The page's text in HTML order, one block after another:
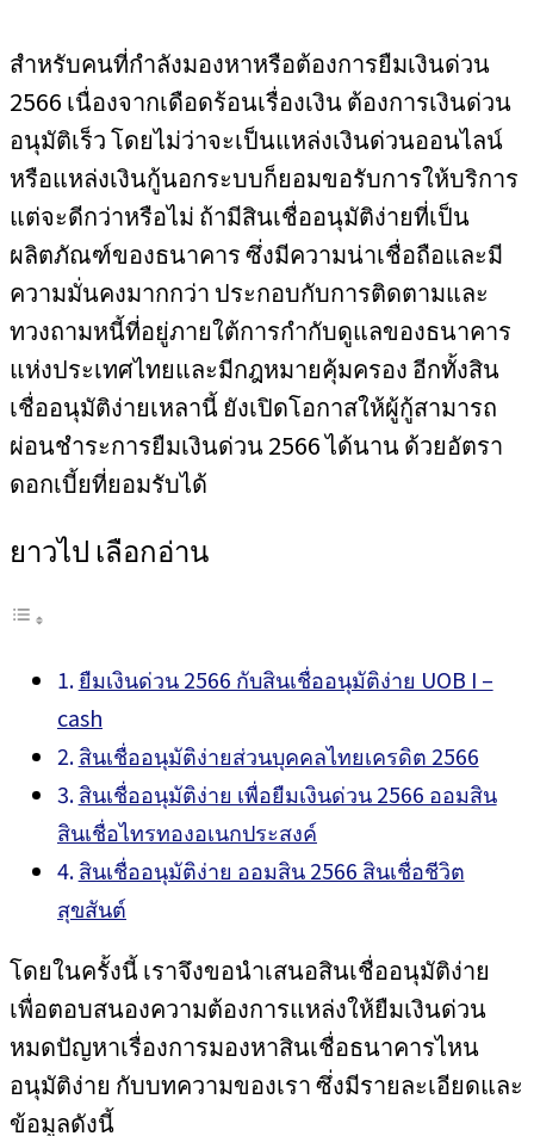
สำหรับคนที่กำลังมองหาหรือต้องการยืมเงินด่วน
2566 เนื่องจากเดือดร้อนเรื่องเงิน ต้องการเงินด่วน
อนุมัติเร็ว โดยไม่ว่าจะเป็นแหล่งเงินด่วนออนไลน์
หรือแหล่งเงินกู้นอกระบบก็ยอมขอรับการให้บริการ
แต่จะดีกว่าหรือไม่ ถ้ามีสินเชื่ออนุมัติง่ายที่เป็น
ผลิตภัณฑ์ของธนาคาร ซึ่งมีความน่าเชื่อถือและมี
ความมั่นคงมากกว่า ประกอบกับการติดตามและ
ทวงถามหนี้ที่อยู่ภายใต้การกำกับดูแลของธนาคาร
แห่งประเทศไทยและมีกฎหมายคุ้มครอง อีกทั้งสิน
เชื่ออนุมัติง่ายเหลานี้ ยังเปิดโอกาสให้ผู้กู้สามารถ
ผ่อนชำระการยืมเงินด่วน 2566 ได้นาน ด้วยอัตรา
ดอกเบี้ยที่ยอมรับได้
ยาวไป เลือกอ่าน
ยืมเงินด่วน 2566 กับสินเชื่ออนุมัติง่าย UOB I –
cash
สินเชื่ออนุมัติง่ายส่วนบุคคลไทยเครดิต 2566
สินเชื่ออนุมัติง่าย เพื่อยืมเงินด่วน 2566 ออมสิน
สินเชื่อไทรทองอเนกประสงค์
สินเชื่ออนุมัติง่าย ออมสิน 2566 สินเชื่อชีวิต
สุขสันต์
โดยในครั้งนี้ เราจึงขอนำเสนอสินเชื่ออนุมัติง่าย
เพื่อตอบสนองความต้องการแหล่งให้ยืมเงินด่วน
หมดปัญหาเรื่องการมองหาสินเชื่อธนาคารไหน
อนุมัติง่าย กับบทความของเรา ซึ่งมีรายละเอียดและ
ข้อมูลดังนี้